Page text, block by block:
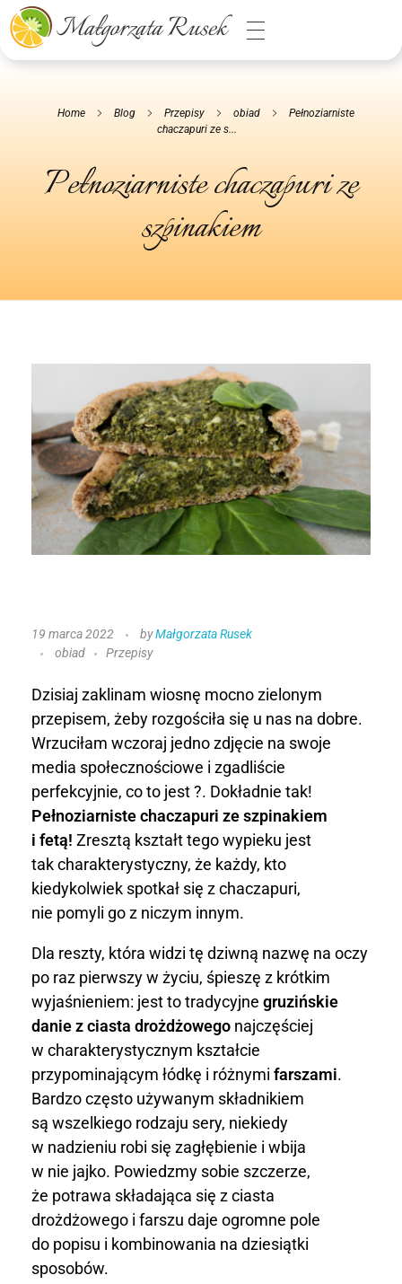
Małgorzata Rusek - dietetyk z pasją
Dietetyka kliniczna & Psychodietetyka
Home Blog Przepisy obiad
Pełnoziarniste
chaczapuri ze s...
Pełnoziarniste chaczapuri ze
szpinakiem
P
ł
n
o
z
i
a
r
n
i
s
t
e
c
h
a
c
19 marca 2022 byMałgorzata Rusek
obiad
Przepisy
Dzisiaj zaklinam wiosnę mocno zielonym
przepisem, żeby rozgościła się u nas na dobre.
Wrzuciłam wczoraj jedno zdjęcie na swoje
media społecznościowe i zgadliście
perfekcyjnie, co to jest ?. Dokładnie tak!
Pełnoziarniste chaczapuri ze szpinakiem
i fetą! Zresztą kształt tego wypieku jest
tak charakterystyczny, że każdy, kto
kiedykolwiek spotkał się z chaczapuri,
nie pomyli go z niczym innym.
Dla reszty, która widzi tę dziwną nazwę na oczy
po raz pierwszy w życiu, śpieszę z krótkim
wyjaśnieniem: jest to tradycyjne gruzińskie
danie z ciasta drożdżowego najczęściej
w charakterystycznym kształcie
przypominającym łódkę i różnymi farszami.
Bardzo często używanym składnikiem
są wszelkiego rodzaju sery, niekiedy
w nadzieniu robi się zagłębienie i wbija
w nie jajko. Powiedzmy sobie szczerze,
że potrawa składająca się z ciasta
drożdżowego i farszu daje ogromne pole
do popisu i kombinowania na dziesiątki
sposobów.